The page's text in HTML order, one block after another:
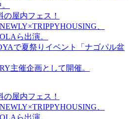
の屋内フェス！
、
ら出演。
で夏祭りイベント「ナゴパル盆
主催企画として開催。
の屋内フェス！
、